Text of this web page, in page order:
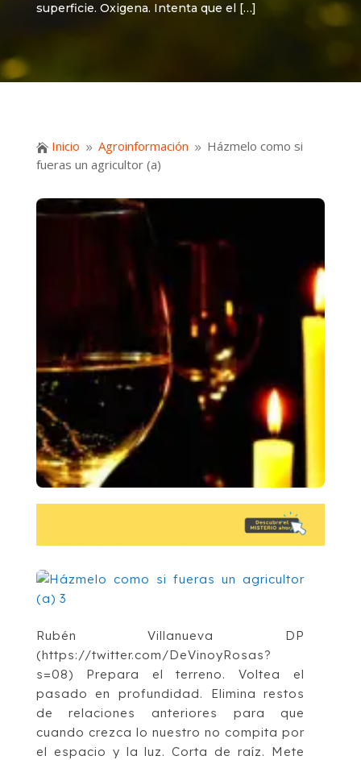
superficie. Oxigena. Intenta que el […]
 Inicio 9 Agroinformación 9 Házmelo como si
fueras un agricultor (a)
Rubén Villanueva DP
(https://twitter.com/DeVinoyRosas?
s=08) Prepara el terreno. Voltea el
pasado en profundidad. Elimina restos
de relaciones anteriores para que
cuando crezca lo nuestro no compita por
el espacio y la luz. Corta de raíz. Mete